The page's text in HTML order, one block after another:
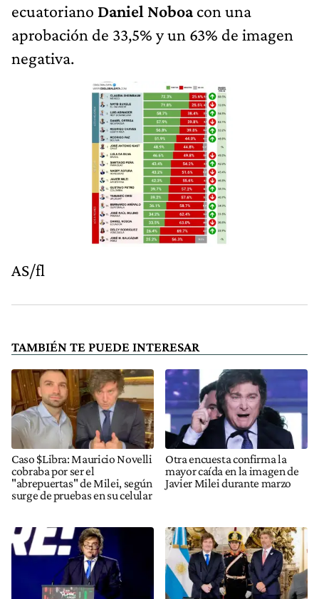
ecuatoriano Daniel Noboacon una
aprobación de 33,5% y un 63% de imagen
negativa.
AS/fl
TAMBIÉN TE PUEDE INTERESAR
Caso $Libra: Mauricio Novelli
cobraba por ser el
"abrepuertas" de Milei, según
surge de pruebas en su celular
Otra encuesta confirma la
mayor caída en la imagen de
Javier Milei durante marzo